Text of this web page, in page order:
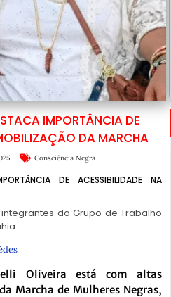
IMPORTÂNCIA DE
DA MARCHA
Consciência Negra
DE ACESSIBILIDADE NA
do Grupo de Trabalho
Oliveira está com altas
Marcha de Mulheres Negras,